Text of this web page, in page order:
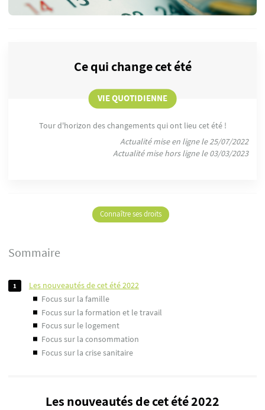
Ce qui change cet été
VIE QUOTIDIENNE
Tour d'horizon des changements qui ont lieu cet été !
Actualité mise en ligne le 25/07/2022
Actualité mise hors ligne le 03/03/2023
Connaître ses droits
Sommaire
les nouveautés de cet été 2022
focus sur la famille
focus sur la formation et le travail
focus sur le logement
focus sur la consommation
focus sur la crise sanitaire
Les nouveautés de cet été 2022